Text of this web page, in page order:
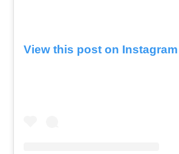
View this post on Instagram